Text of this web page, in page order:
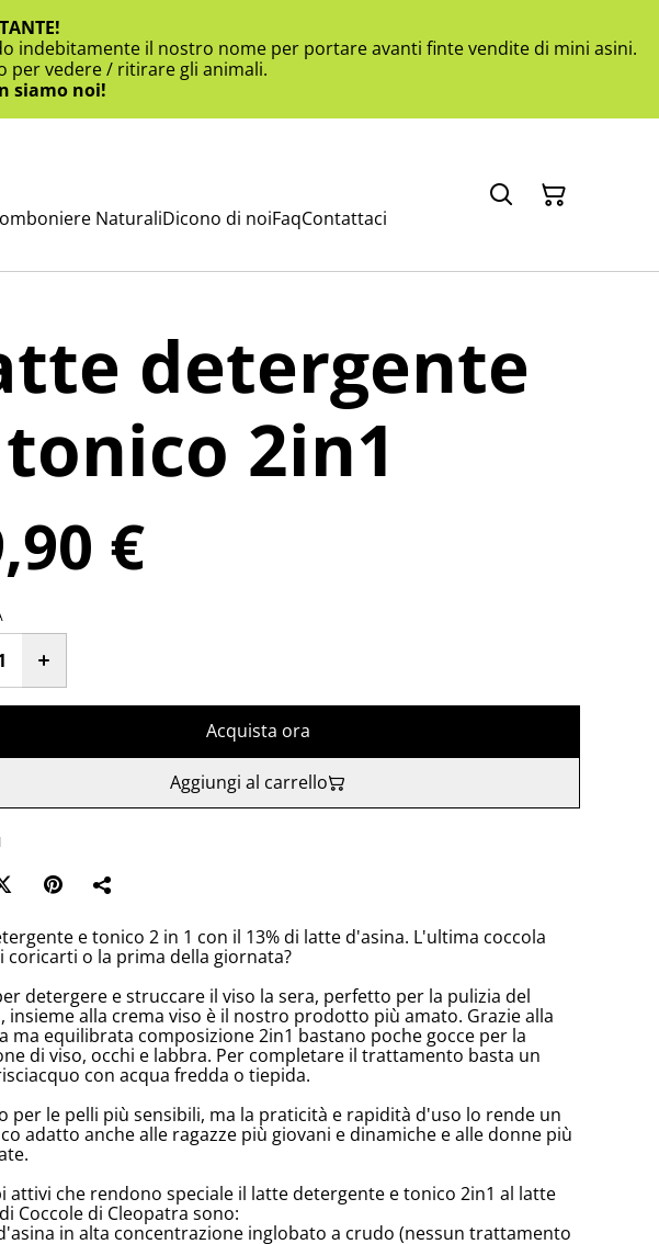
indebitamente il nostro nome per portare avanti finte vendite di mini asini.
per vedere / ritirare gli animali.
siamo noi!
NaturaliDicono di noiFaqContattaci
detergente
2in1
€
Acquista ora
Aggiungi al carrello
e tonico 2 in 1 con il 13% di latte d'asina. L'ultima coccola
coricarti o la prima della giornata?
detergere e struccare il viso la sera, perfetto per la pulizia del
insieme alla crema viso è il nostro prodotto più amato. Grazie alla
ma equilibrata composizione 2in1 bastano poche gocce per la
di viso, occhi e labbra. Per completare il trattamento basta un
con acqua fredda o tiepida.
per le pelli più sensibili, ma la praticità e rapidità d'uso lo rende un
adatto anche alle ragazze più giovani e dinamiche e alle donne più
attivi che rendono speciale il latte detergente e tonico 2in1 al latte
Coccole di Cleopatra sono:
in alta concentrazione inglobato a crudo (nessun trattamento